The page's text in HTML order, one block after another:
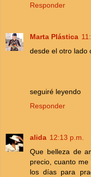
Responder
Marta Plástica
desde el otro lado
seguiré leyendo
Responder
alida 12:13 p.m.
Que belleza de
precio, cuanto
los días para